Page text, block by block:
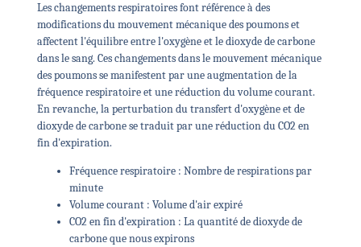
Les changements respiratoires font référence à des
modifications du mouvement mécanique des poumons et
affectent l'équilibre entre l'oxygène et le dioxyde de carbone
dans le sang. Ces changements dans le mouvement mécanique
des poumons se manifestent par une augmentation de la
fréquence respiratoire et une réduction du volume courant.
En revanche, la perturbation du transfert d'oxygène et de
dioxyde de carbone se traduit par une réduction du CO2 en
fin d'expiration.
Fréquence respiratoire : Nombre de respirations par
minute
Volume courant : Volume d'air expiré
CO2 en fin d'expiration : La quantité de dioxyde de
carbone que nous expirons